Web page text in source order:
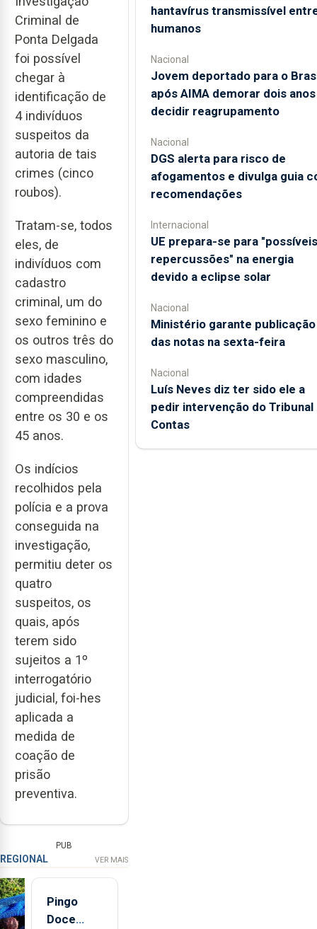
Criminal de
Ponta Delgada
foi possível
chegar à
identificação de
4 indivíduos
suspeitos da
autoria de tais
crimes (cinco
roubos).
Tratam-se, todos
eles, de
indivíduos com
cadastro
criminal, um do
sexo feminino e
os outros três do
sexo masculino,
com idades
compreendidas
entre os 30 e os
45 anos.
Os indícios
recolhidos pela
polícia e a prova
conseguida na
investigação,
permitiu deter os
quatro
suspeitos, os
quais, após
terem sido
sujeitos a 1º
interrogatório
judicial, foi-hes
aplicada a
medida de
coação de
prisão
preventiva.
PUB
REGIONAL VER MAIS
Pingo
Doce
hantavírus transmissível
humanos
Nacional
Jovem deportado para o
após AIMA demorar dois anos
decidir reagrupamento
Nacional
DGS alerta para risco de
afogamentos e divulga guia
recomendações
Internacional
UE prepara-se para "possíveis
repercussões" na energia
devido a eclipse solar
Nacional
Ministério garante publicação
das notas na sexta-feira
Nacional
Luís Neves diz ter sido ele a
pedir intervenção do Tribunal
Contas